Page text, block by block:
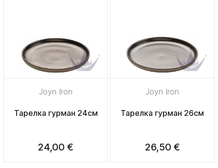
Joyn Iron
Тарелка гурман 24см
24,00 €
Joyn Iron
Тарелка гурман 26см
26,50 €